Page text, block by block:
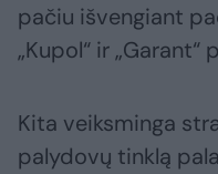
pačiu išvengiant
„Kupol“ ir
Kita veiksminga
palydovų tinklą